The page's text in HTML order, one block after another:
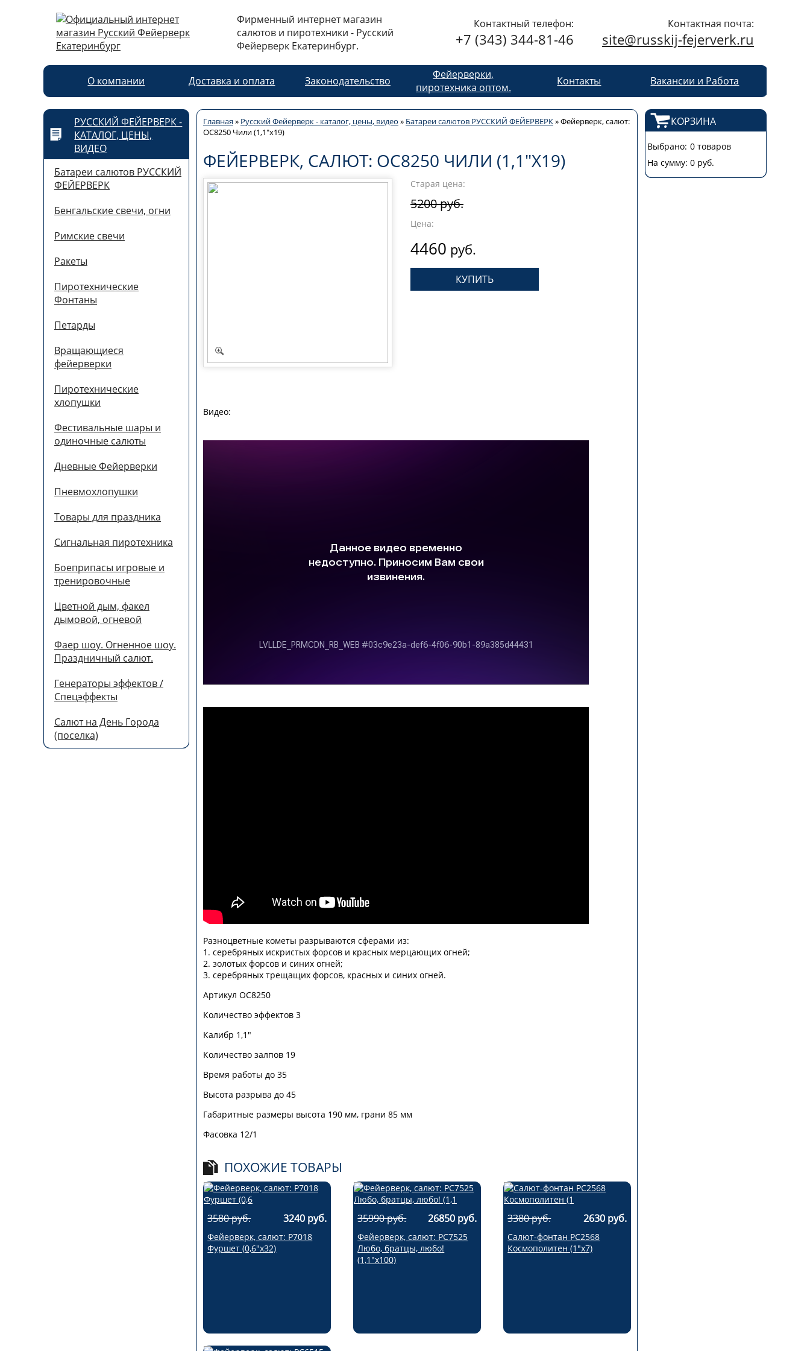
Фирменный интернет магазин
салютов и пиротехники - Русский
Фейерверк Екатеринбург.
Контактный телефон:
+7 (343) 344-81-46
Контактная почта:
site@russkij-fejerverk.ru
О компании Доставка и оплата Законодательство
Фейерверки,
пиротехника оптом.
Контакты Вакансии и Работа
РУССКИЙ ФЕЙЕРВЕРК -
КАТАЛОГ, ЦЕНЫ,
ВИДЕО
Батареи салютов РУССКИЙ
ФЕЙЕРВЕРК
Бенгальские свечи, огни
Римские свечи
Ракеты
Пиротехнические
Фонтаны
Петарды
Вращающиеся
фейерверки
Пиротехнические
хлопушки
Фестивальные шары и
одиночные салюты
Дневные Фейерверки
Пневмохлопушки
Товары для праздника
Сигнальная пиротехника
Боеприпасы игровые и
тренировочные
Цветной дым, факел
дымовой, огневой
Фаер шоу. Огненное шоу.
Праздничный салют.
Генераторы эффектов /
Спецэффекты
Салют на День Города
(поселка)
Главная» Русский Фейерверк - каталог, цены, видео » Батареи салютов РУССКИЙ ФЕЙЕРВЕРК»Фейерверк, салют:
ОС8250 Чили (1,1"х19)
ФЕЙЕРВЕРК, САЛЮТ: ОС8250 ЧИЛИ (1,1"Х19)
Старая цена:
5200 руб.
Цена:
4460 руб.
Видео:
Разноцветные кометы разрываются сферами из:
1. серебряных искристых форсов и красных мерцающих огней;
2. золотых форсов и синих огней;
3. серебряных трещащих форсов, красных и синих огней.
Артикул ОС8250
Количество эффектов 3
Калибр 1,1"
Количество залпов 19
Время работы до 35
Высота разрыва до 45
Габаритные размеры высота 190 мм, грани 85 мм
Фасовка 12/1
ПОХОЖИЕ ТОВАРЫ
3580 руб. 3240 руб.
Фейерверк, салют: Р7018
Фуршет (0,6"х32)
35990 руб. 26850 руб.
Фейерверк, салют: РС7525
Любо, братцы, любо!
(1,1"х100)
3380 руб. 2630 руб.
Салют-фонтан РС2568
Космополитен (1"х7)
КОРЗИНА
Выбрано: 0 товаров
На сумму: 0 руб.